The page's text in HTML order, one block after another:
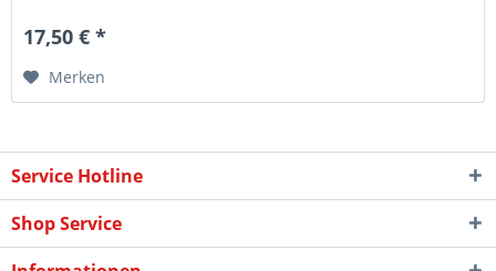
17,50 € *
Merken
Service Hotline
Shop Service